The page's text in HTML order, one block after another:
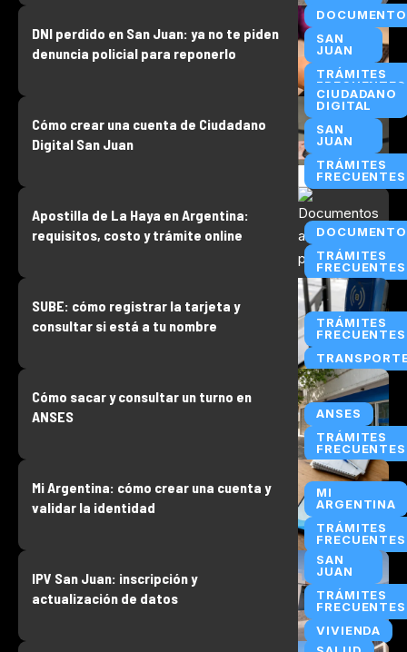
SAN
JUAN
TRÁMITES
FRECUENTES
DNI perdido en San Juan: ya no te piden
denuncia policial para reponerlo
CIUDADANO
DIGITAL
SAN
JUAN
TRÁMITES
FRECUENTES
Cómo crear una cuenta de Ciudadano
Digital San Juan
TRÁMITES
FRECUENTES
Apostilla de La Haya en Argentina:
requisitos, costo y trámite online
TRÁMITES
FRECUENTES
SUBE: cómo registrar la tarjeta y
consultar si está a tu nombre
ANSES
TRÁMITES
FRECUENTES
Cómo sacar y consultar un turno en
ANSES
MI
ARGENTINA
TRÁMITES
FRECUENTES
Mi Argentina: cómo crear una cuenta y
validar la identidad
SAN
JUAN
TRÁMITES
FRECUENTES
VIVIENDA
IPV San Juan: inscripción y
actualización de datos